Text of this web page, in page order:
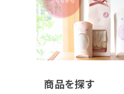
新着＆再入荷商品
カテゴリーから探す
ギフトを探す
ブランドから探す商品を探す